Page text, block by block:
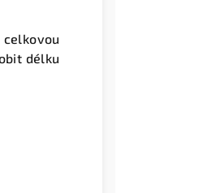
délku